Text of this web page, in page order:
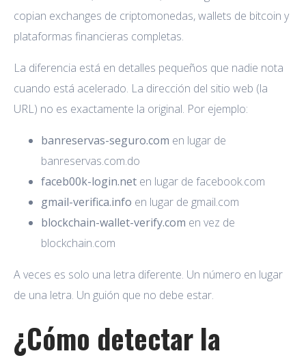
copian exchanges de criptomonedas, wallets de bitcoin y
plataformas financieras completas.
La diferencia está en detalles pequeños que nadie nota
cuando está acelerado. La dirección del sitio web (la
URL) no es exactamente la original. Por ejemplo:
banreservas-seguro.com en lugar de
banreservas.com.do
faceb00k-login.net en lugar de facebook.com
gmail-verifica.info en lugar de gmail.com
blockchain-wallet-verify.com en vez de
blockchain.com
A veces es solo una letra diferente. Un número en lugar
de una letra. Un guión que no debe estar.
¿Cómo detectar la